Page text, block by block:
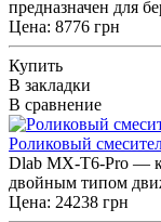
предназначен для
Цена: 8776 грн
Купить
В закладки
В сравнение
Роликовый
Dlab MX-T6-Pro —
двойным типом
Цена: 24238 грн